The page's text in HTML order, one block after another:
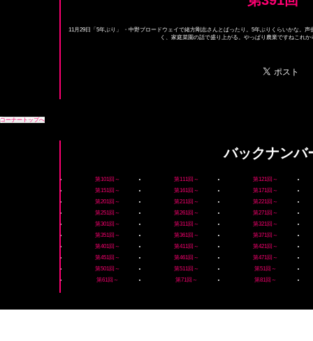
11月29日「5年ぶり」 ・中野ブロードウェイで緒方剛志さんとばったり。5年ぶりくらいかな。
く、家庭菜園の話で盛り上がる。やっぱり農業ですねこれ
コーナートップへ
バックナンバ
第101回～ 第111回～
第121回～
第151回～
第161回～
第171回～
第201回～
第211回～
第221回～
第251回～
第261回～
第271回～
第301回～
第311回～
第321回～
第351回～
第361回～
第371回～
第401回～
第411回～
第421回～
第451回～
第461回～
第471回～
第501回～
第511回～
第51回～
第61回～
第71回～ 第81回～